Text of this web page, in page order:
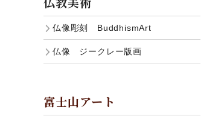
仏像彫刻 BuddhismArt
仏像 ジークレー版画
富士山アート